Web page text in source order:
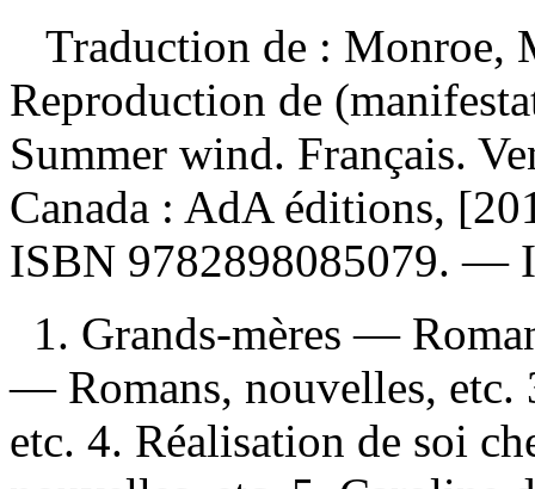
Traduction de : Monroe,
Reproduction de
Summer wind. Français.
Canada : AdA éditions,
ISBN 9782898085079. —
1. Grands-mères —
— Romans, nouvelles,
etc. 4. Réalisation de soi